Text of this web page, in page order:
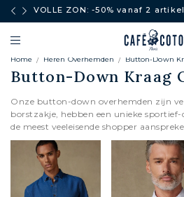
VOLLE ZON: -50% vanaf 2
Home Heren Overhemden Button-Down
Button-Down Kraag
Onze button-down overhemden zijn
borstzakje, hebben een unieke
de meest veeleisende shopper